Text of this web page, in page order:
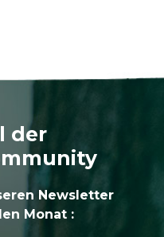
der
Newsletter
Monat :